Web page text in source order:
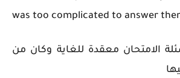
was too complicated to answer
الامتحان معقدة للغاية وكان من